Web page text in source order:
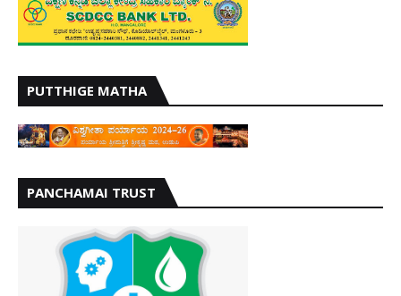
PUTTHIGE MATHA
PANCHAMAI TRUST